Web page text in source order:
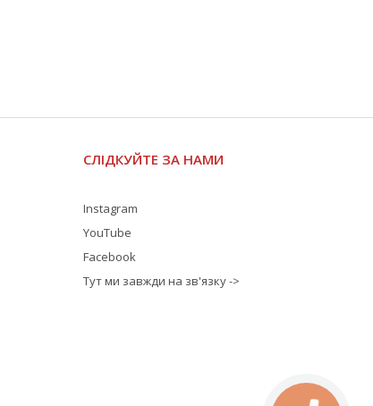
СЛІДКУЙТЕ ЗА НАМИ
Instagram
YouTube
Facebook
Тут ми завжди на зв'язку ->